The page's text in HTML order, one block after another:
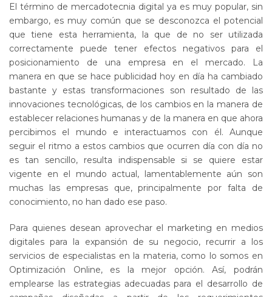
El término de mercadotecnia digital ya es muy popular, sin
embargo, es muy común que se desconozca el potencial
que tiene esta herramienta, la que de no ser utilizada
correctamente puede tener efectos negativos para el
posicionamiento de una empresa en el mercado. La
manera en que se hace publicidad hoy en día ha cambiado
bastante y estas transformaciones son resultado de las
innovaciones tecnológicas, de los cambios en la manera de
establecer relaciones humanas y de la manera en que ahora
percibimos el mundo e interactuamos con él. Aunque
seguir el ritmo a estos cambios que ocurren día con día no
es tan sencillo, resulta indispensable si se quiere estar
vigente en el mundo actual, lamentablemente aún son
muchas las empresas que, principalmente por falta de
conocimiento, no han dado ese paso.
Para quienes desean aprovechar el marketing en medios
digitales para la expansión de su negocio, recurrir a los
servicios de especialistas en la materia, como lo somos en
Optimización Online, es la mejor opción. Así, podrán
emplearse las estrategias adecuadas para el desarrollo de